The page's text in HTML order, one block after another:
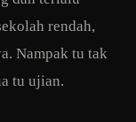
rendah,
Nampak tu tak
tu ujian.